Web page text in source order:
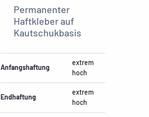
Permanenter
Haftkleber auf
Kautschukbasis
Anfangshaftung
extrem
hoch
Endhaftung
extrem
hoch